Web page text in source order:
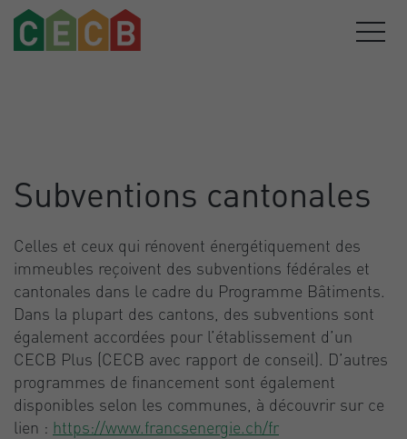
Subventions cantonales
Celles et ceux qui rénovent énergétiquement des
immeubles reçoivent des subventions fédérales et
cantonales dans le cadre du Programme Bâtiments.
Dans la plupart des cantons, des subventions sont
également accordées pour l’établissement d’un
CECB Plus (CECB avec rapport de conseil). D’autres
programmes de financement sont également
disponibles selon les communes, à découvrir sur ce
lien : https://www.francsenergie.ch/fr